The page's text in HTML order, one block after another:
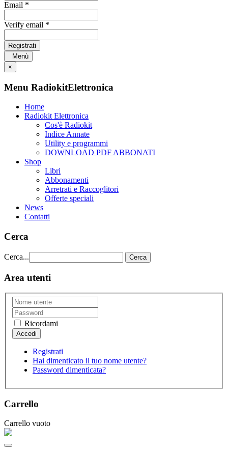
Email *
Verify email *
Registrati
Menù
×
Menu RadiokitElettronica
Home
Radiokit Elettronica
Cos'è Radiokit
Indice Annate
Utility e programmi
DOWNLOAD PDF ABBONATI
Shop
Libri
Abbonamenti
Arretrati e Raccoglitori
Offerte speciali
News
Contatti
Cerca
Cerca... Cerca
Area utenti
Ricordami
Registrati
Hai dimenticato il tuo nome utente?
Password dimenticata?
Carrello
Carrello vuoto